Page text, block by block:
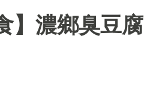
】濃鄉臭豆腐